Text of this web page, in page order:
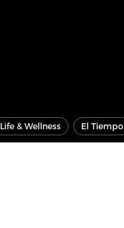
Life & Wellness El Tiempo